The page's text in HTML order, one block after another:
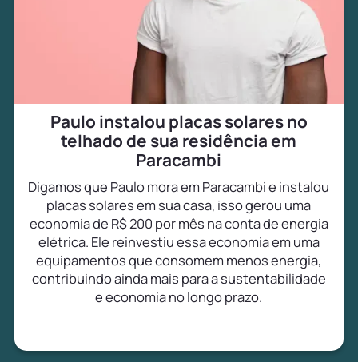
Paulo instalou placas solares no
telhado de sua residência em
Paracambi
Digamos que Paulo mora em Paracambi e instalou
placas solares em sua casa, isso gerou uma
economia de R$ 200 por mês na conta de energia
elétrica. Ele reinvestiu essa economia em uma
equipamentos que consomem menos energia,
contribuindo ainda mais para a sustentabilidade
e economia no longo prazo.